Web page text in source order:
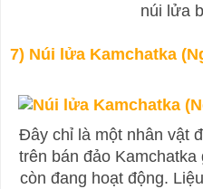
núi lửa
7) Núi lửa Kamchatka
Đây chỉ là một nhân vật
trên bán đảo
còn đang hoạt động.